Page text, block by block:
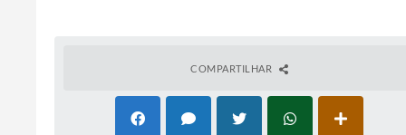
COMPARTILHAR